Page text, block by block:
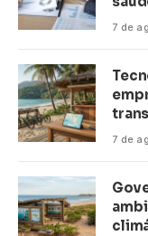
7 de
7 de